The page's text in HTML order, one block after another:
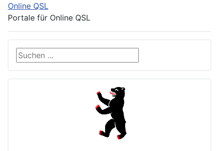
Online QSL
Portale für Online QSL
Suche